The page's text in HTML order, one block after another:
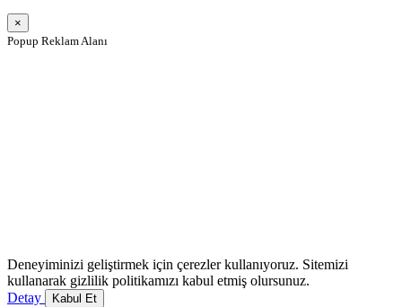
×
Popup Reklam Alanı
Deneyiminizi geliştirmek için çerezler kullanıyoruz. Sitemizi
kullanarak gizlilik politikamızı kabul etmiş olursunuz.
Detay
Kabul Et